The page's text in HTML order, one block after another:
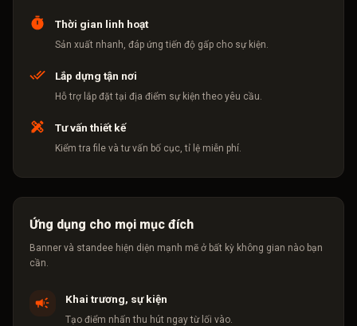
Thời gian linh hoạt
Sản xuất nhanh, đáp ứng tiến độ gấp cho sự kiện.
Lắp dựng tận nơi
Hỗ trợ lắp đặt tại địa điểm sự kiện theo yêu cầu.
Tư vấn thiết kế
Kiểm tra file và tư vấn bố cục, tỉ lệ miễn phí.
Ứng dụng cho mọi mục đích
Banner và standee hiện diện mạnh mẽ ở bất kỳ không gian nào bạn
cần.
Khai trương, sự kiện
Tạo điểm nhấn thu hút ngay từ lối vào.